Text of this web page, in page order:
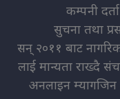
कम्पनी
सुचना तथा
सन् २०११ बाट
लाई मान्यता राख्दै
अनलाइन म्यागजिन